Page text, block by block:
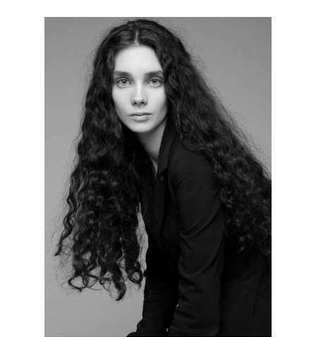
НОВОСТИ
КОНТАКТЫ